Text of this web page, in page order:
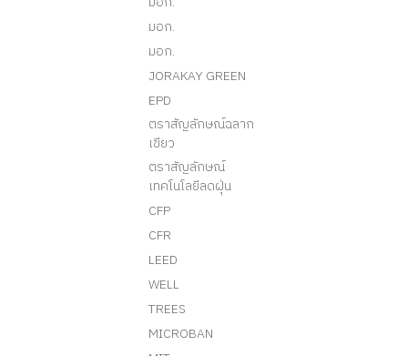
มอก.
มอก.
JORAKAY GREEN
EPD
ตราสัญลักษณ์ฉลาก
เขียว
ตราสัญลักษณ์
เทคโนโลยีลดฝุ่น
CFP
CFR
LEED
WELL
TREES
MICROBAN